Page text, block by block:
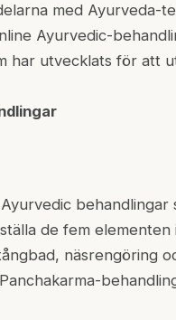
med Ayurveda-
Ayurvedic-
har utvecklats för att
de fem
näsrengöring